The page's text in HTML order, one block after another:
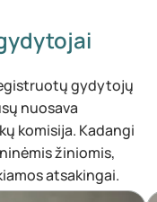
gydytojų
nuosava
komisija. Kadangi
žiniomis,
atsakingai.